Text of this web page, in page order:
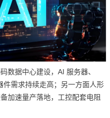
数据中心建设，AI 服务器、
件需求持续走高；另一方面人形
加速量产落地，工控配套电阻